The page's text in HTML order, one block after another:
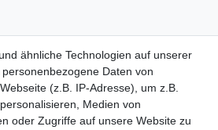
Kronleuchter
und günstige Kinderwagen
Gastronomie und Imbiss
ähnliche Technologien auf unserer
Daten von
(z.B. IP-Adresse), um z.B.
Medien von
oder Zugriffe auf unsere Website zu